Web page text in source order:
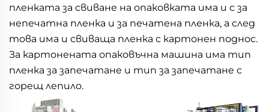
пленката за свиване на опаковката има и с за
непечатна пленка и за печатена пленка, а след
това има и свиваща пленка с картонен поднос.
За картонената опаковъчна машина има тип
пленка за запечатане и тип за запечатане с
горещ лепило.